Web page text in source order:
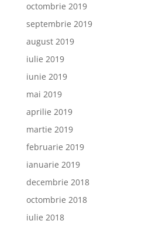
octombrie 2019
septembrie 2019
august 2019
iulie 2019
iunie 2019
mai 2019
aprilie 2019
martie 2019
februarie 2019
ianuarie 2019
decembrie 2018
octombrie 2018
iulie 2018